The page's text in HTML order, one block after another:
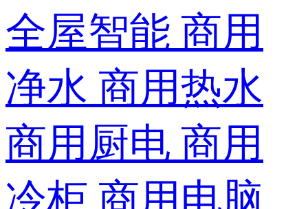
全屋智能 商用
净水 商用热水
商用厨电 商用
冷柜 商用电脑